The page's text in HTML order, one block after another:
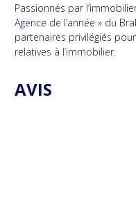
Passionnés par
Agence de l’année » du
partenaires privilégiés
relatives à l’immobilier.
AVIS